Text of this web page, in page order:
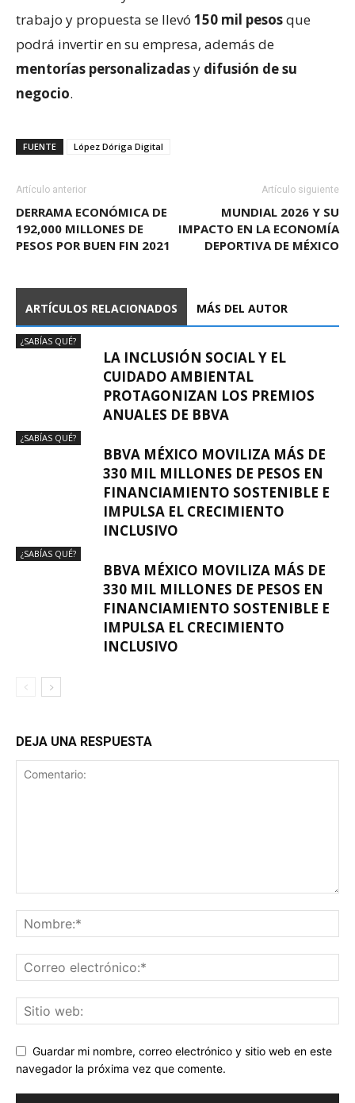
trabajo y propuesta se llevó 150 mil pesosque
podrá invertir en su empresa, además de
mentorías personalizadasy difusión de su
negocio.
FUENTE López Dóriga Digital
Artículo anterior
DERRAMA ECONÓMICA DE
192,000 MILLONES DE
PESOS POR BUEN FIN 2021
Artículo siguiente
MUNDIAL 2026 Y SU
IMPACTO EN LA ECONOMÍA
DEPORTIVA DE MÉXICO
ARTÍCULOS RELACIONADOS MÁS DEL AUTOR
¿SABÍAS QUÉ?
LA INCLUSIÓN SOCIAL Y EL
CUIDADO AMBIENTAL
PROTAGONIZAN LOS PREMIOS
ANUALES DE BBVA
¿SABÍAS QUÉ?
BBVA MÉXICO MOVILIZA MÁS DE
330 MIL MILLONES DE PESOS EN
FINANCIAMIENTO SOSTENIBLE E
IMPULSA EL CRECIMIENTO
INCLUSIVO
¿SABÍAS QUÉ?
BBVA MÉXICO MOVILIZA MÁS DE
330 MIL MILLONES DE PESOS EN
FINANCIAMIENTO SOSTENIBLE E
IMPULSA EL CRECIMIENTO
INCLUSIVO
DEJA UNA RESPUESTA
Guardar mi nombre, correo electrónico y sitio web en este
navegador la próxima vez que comente.